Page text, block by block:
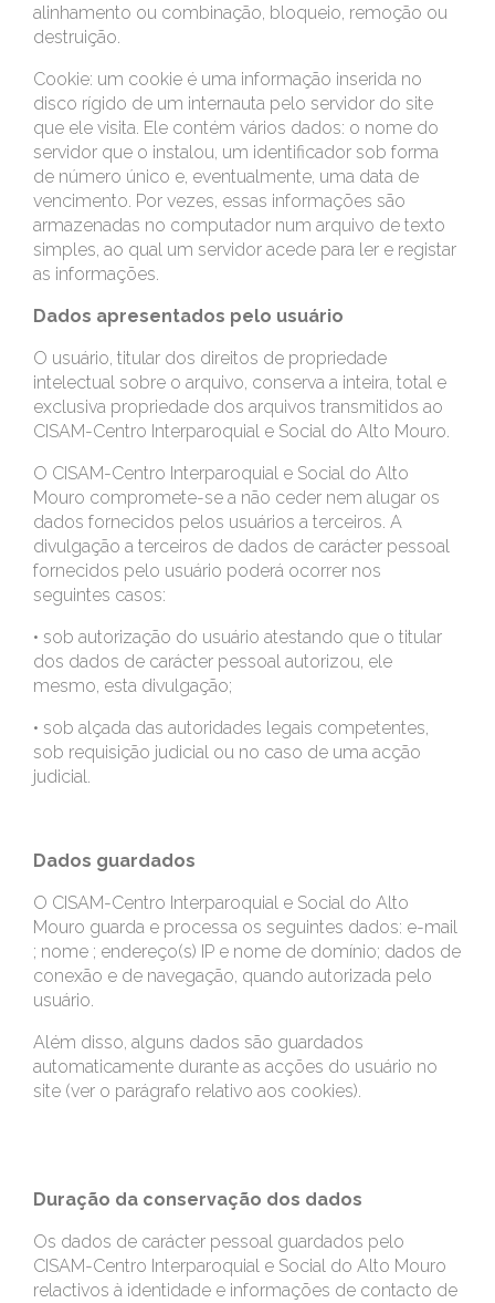
alinhamento ou combinação, bloqueio, remoção ou
destruição.
Cookie: um cookie é uma informação inserida no
disco rígido de um internauta pelo servidor do site
que ele visita. Ele contém vários dados: o nome do
servidor que o instalou, um identificador sob forma
de número único e, eventualmente, uma data de
vencimento. Por vezes, essas informações são
armazenadas no computador num arquivo de texto
simples, ao qual um servidor acede para ler e registar
as informações.
Dados apresentados pelo usuário
O usuário, titular dos direitos de propriedade
intelectual sobre o arquivo, conserva a inteira, total e
exclusiva propriedade dos arquivos transmitidos ao
CISAM-Centro Interparoquial e Social do Alto Mouro.
O CISAM-Centro Interparoquial e Social do Alto
Mouro compromete-se a não ceder nem alugar os
dados fornecidos pelos usuários a terceiros. A
divulgação a terceiros de dados de carácter pessoal
fornecidos pelo usuário poderá ocorrer nos
seguintes casos:
• sob autorização do usuário atestando que o titular
dos dados de carácter pessoal autorizou, ele
mesmo, esta divulgação;
• sob alçada das autoridades legais competentes,
sob requisição judicial ou no caso de uma acção
judicial.
Dados guardados
O CISAM-Centro Interparoquial e Social do Alto
Mouro guarda e processa os seguintes dados: e-mail
; nome ; endereço(s) IP e nome de domínio; dados de
conexão e de navegação, quando autorizada pelo
usuário.
Além disso, alguns dados são guardados
automaticamente durante as acções do usuário no
site (ver o parágrafo relativo aos cookies).
Duração da conservação dos dados
Os dados de carácter pessoal guardados pelo
CISAM-Centro Interparoquial e Social do Alto Mouro
relactivos à identidade e informações de contacto de